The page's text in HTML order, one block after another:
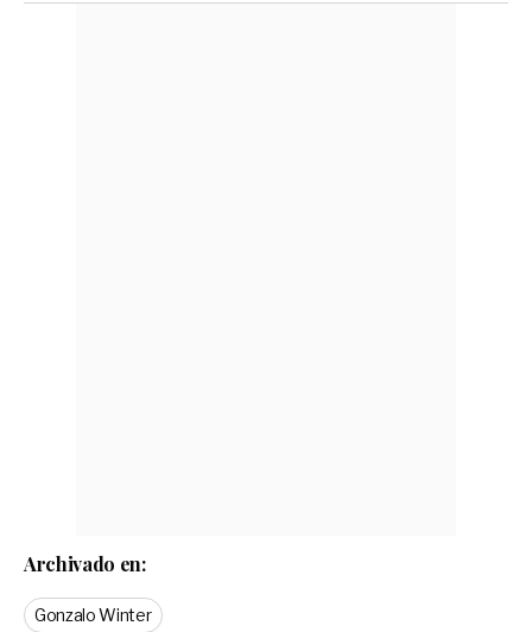
Archivado en:
Gonzalo Winter